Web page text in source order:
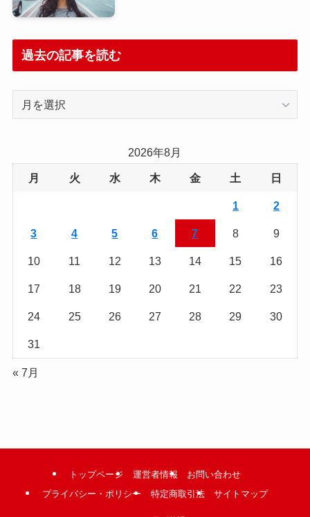
過去の記事を読む
事
2026年8月
月 火 水 木 金 土 日
1 2
3 4 5 6 7 8 9
10 11 12 13 14 15 16
17 18 19 20 21 22 23
24 25 26 27 28 29 30
31
« 7月
トップページ 運営者情報
お問い合わせ
プライバシー・ポリシー
特定商取引法 サイトマップ